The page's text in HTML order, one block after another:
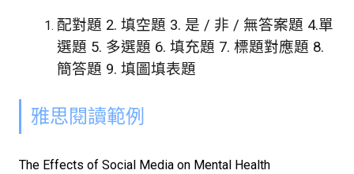
配對題 2. 填空題 3. 是 / 非 / 無答案題 4.單
選題 5. 多選題 6. 填充題 7. 標題對應題 8.
簡答題 9. 填圖填表題
雅思閱讀範例
The Effects of Social Media on Mental Health